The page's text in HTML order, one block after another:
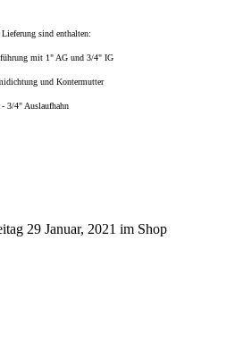
sind enthalten:
mit 1" AG und 3/4" IG
und Kontermutter
- 3/4" Auslaufhahn
29 Januar, 2021 im Shop